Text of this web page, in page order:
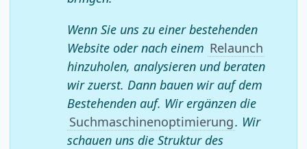
Wenn Sie uns zu einer bestehenden
Website oder nach einem Relaunch
hinzuholen, analysieren und beraten
wir zuerst. Dann bauen wir auf dem
Bestehenden auf. Wir ergänzen die
Suchmaschinenoptimierung. Wir
schauen uns die Struktur des